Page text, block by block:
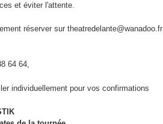
et éviter l'attente.
réserver sur theatredelante@wanadoo.fr
64 64,
individuellement pour vos confirmations